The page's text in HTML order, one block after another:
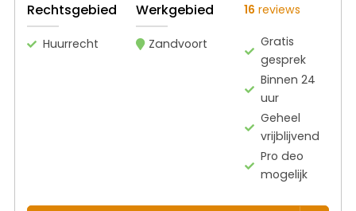
Rechtsgebied
Huurrecht
Werkgebied
Zandvoort
16 reviews
Gratis
gesprek
Binnen 24
uur
Geheel
vrijblijvend
Pro deo
mogelijk